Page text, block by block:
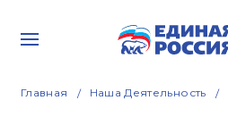
Главная Наша Деятельность